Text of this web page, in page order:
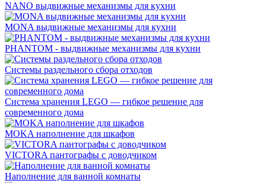
NANO выдвижные механизмы для кухни
MONA выдвижные механизмы для кухни
PHANTOM - выдвижные механизмы для кухни
Системы раздельного сбора отходов
Система хранения LEGO — гибкое решение для
современного дома
MOKA наполнение для шкафов
VICTORA пантографы с доводчиком
Наполнение для ванной комнаты